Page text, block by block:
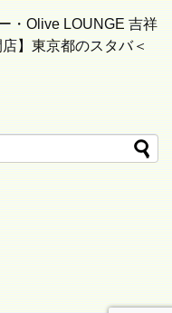
・Olive LOUNGE 吉祥
】東京都のスタバ＜